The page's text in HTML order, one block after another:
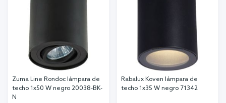
Zuma Line Rondoc lámpara de
techo 1x50 W negro 20038-BK-
N
Rabalux Koven lámpara de
techo 1x35 W negro 71342